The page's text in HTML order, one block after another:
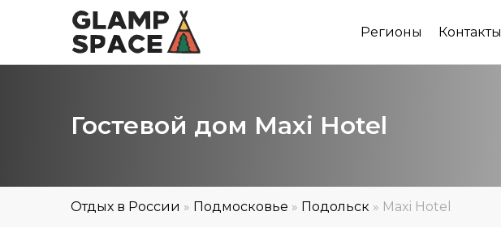
Регионы Контакты
Гостевой дом Maxi Hotel
Отдых в России » Подмосковье » Подольск » Maxi Hotel